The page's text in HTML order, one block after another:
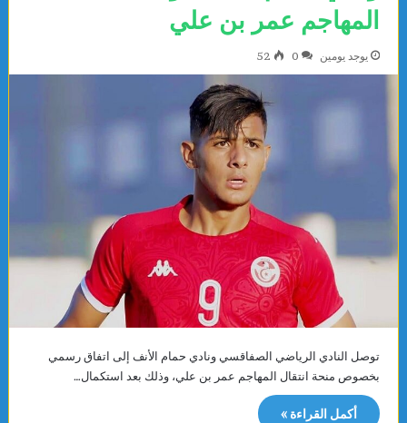
المهاجم عمر بن علي
يوجد يومين 0
52
توصل النادي الرياضي الصفاقسي ونادي حمام الأنف إلى اتفاق رسمي
بخصوص منحة انتقال المهاجم عمر بن علي، وذلك بعد استكمال…
أكمل القراءة »